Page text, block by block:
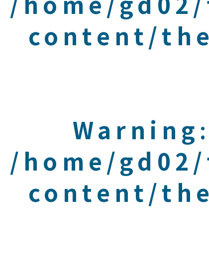
content/
Warning
/home/
content/